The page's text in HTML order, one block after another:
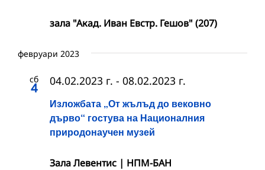
зала "Акад. Иван Евстр. Гешов" (207)
февруари 2023
сб
4
Изложбата „От жълъд до вековно
дърво“ гостува на Националния
природонаучен музей
04.02.2023 г. - 08.02.2023 г.
Зала Левентис | НПМ-БАН